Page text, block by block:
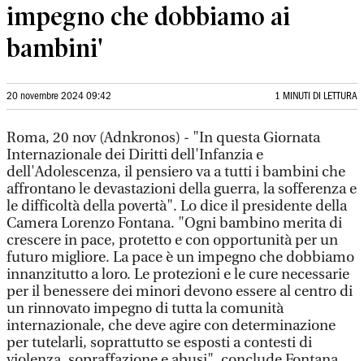
impegno che dobbiamo ai
bambini'
20 novembre 2024 09:42 1 MINUTI DI LETTURA
Roma, 20 nov (Adnkronos) - "In questa Giornata
Internazionale dei Diritti dell'Infanzia e
dell'Adolescenza, il pensiero va a tutti i bambini che
affrontano le devastazioni della guerra, la sofferenza e
le difficoltà della povertà". Lo dice il presidente della
Camera Lorenzo Fontana. "Ogni bambino merita di
crescere in pace, protetto e con opportunità per un
futuro migliore. La pace è un impegno che dobbiamo
innanzitutto a loro. Le protezioni e le cure necessarie
per il benessere dei minori devono essere al centro di
un rinnovato impegno di tutta la comunità
internazionale, che deve agire con determinazione
per tutelarli, soprattutto se esposti a contesti di